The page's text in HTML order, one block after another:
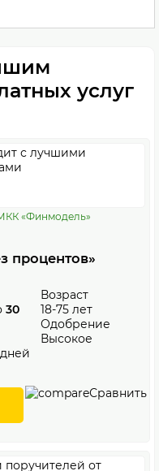
услуг
«Финмодель»
процентов»
30
дней
Возраст
18-75 лет
Одобрение
Высокое
Сравнить